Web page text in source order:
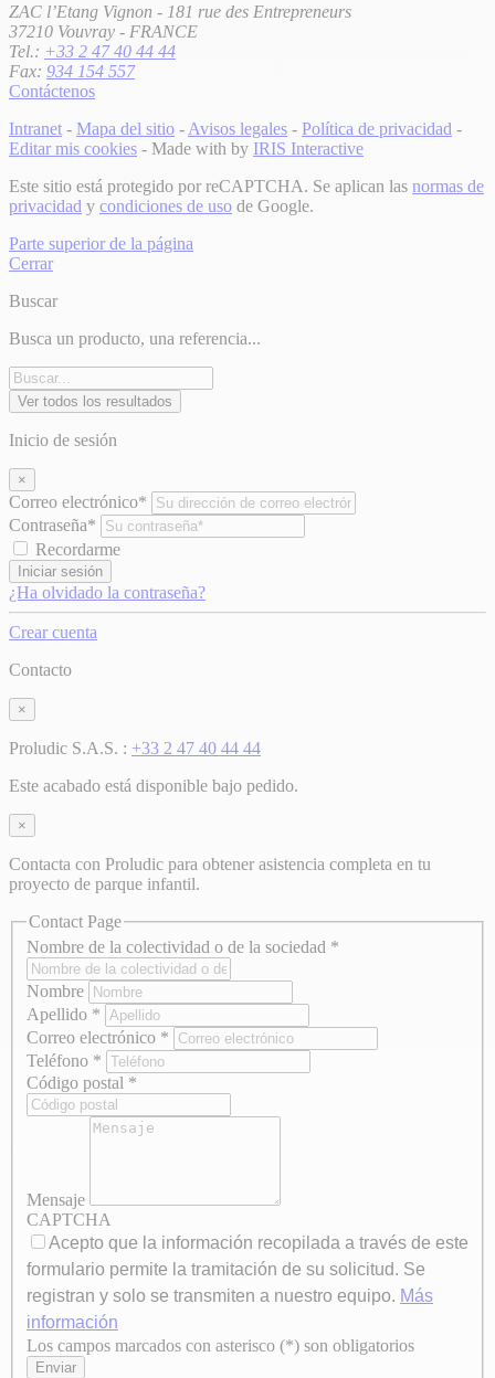
ZAC l’Etang Vignon - 181 rue des Entrepreneurs
37210 Vouvray - FRANCE
Tel.: +33 2 47 40 44 44
Fax: 934 154 557
Contáctenos
Intranet - Mapa del sitio - Avisos legales - Política de privacidad -
Editar mis cookies - Made with by IRIS Interactive
Este sitio está protegido por reCAPTCHA. Se aplican las normas de
privacidad y condiciones de uso de Google.
Parte superior de la página
Cerrar
Buscar
Busca un producto, una referencia...
Ver todos los resultados
Inicio de sesión
×
Correo electrónico*
Contraseña*
Recordarme
Iniciar sesión
¿Ha olvidado la contraseña?
Crear cuenta
Contacto
×
Proludic S.A.S. : +33 2 47 40 44 44
Este acabado está disponible bajo pedido.
×
Contacta con Proludic para obtener asistencia completa en tu
proyecto de parque infantil.
Contact Page
Nombre de la colectividad o de la sociedad *
Nombre
Apellido *
Correo electrónico *
Teléfono *
Código postal *
Mensaje
CAPTCHA
Acepto que la información recopilada a través de este
formulario permite la tramitación de su solicitud. Se
registran y solo se transmiten a nuestro equipo. Más
información
Axeptio consent
Los campos marcados con asterisco (*) son obligatorios
Enviar